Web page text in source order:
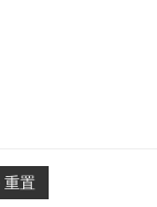
重置